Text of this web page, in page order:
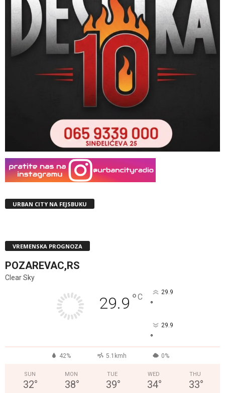
URBAN CITY NA FEJSBUKU
VREMENSKA PROGNOZA
POZAREVAC,RS
Clear Sky
29.9 °C 29.9
°
29.9
°
42% 5.1kmh 0%
SUN
32°
MON
38°
TUE
39°
WED
34°
THU
33°